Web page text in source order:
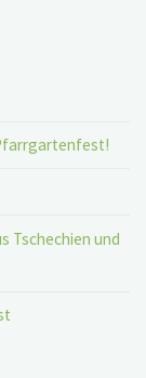
Tschechien und